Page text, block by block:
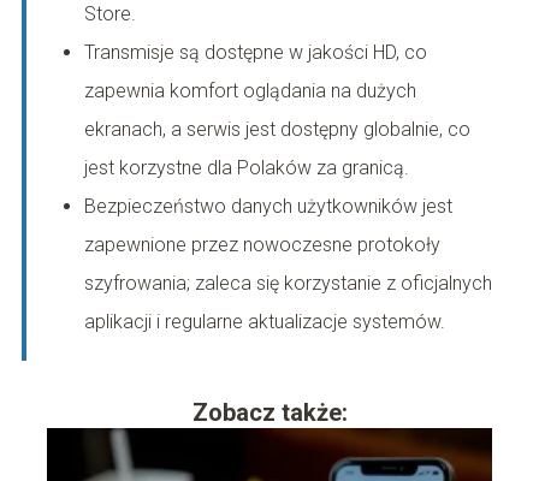
Store.
Transmisje są dostępne w jakości HD, co
zapewnia komfort oglądania na dużych
ekranach, a serwis jest dostępny globalnie, co
jest korzystne dla Polaków za granicą.
Bezpieczeństwo danych użytkowników jest
zapewnione przez nowoczesne protokoły
szyfrowania; zaleca się korzystanie z oficjalnych
aplikacji i regularne aktualizacje systemów.
Zobacz także: